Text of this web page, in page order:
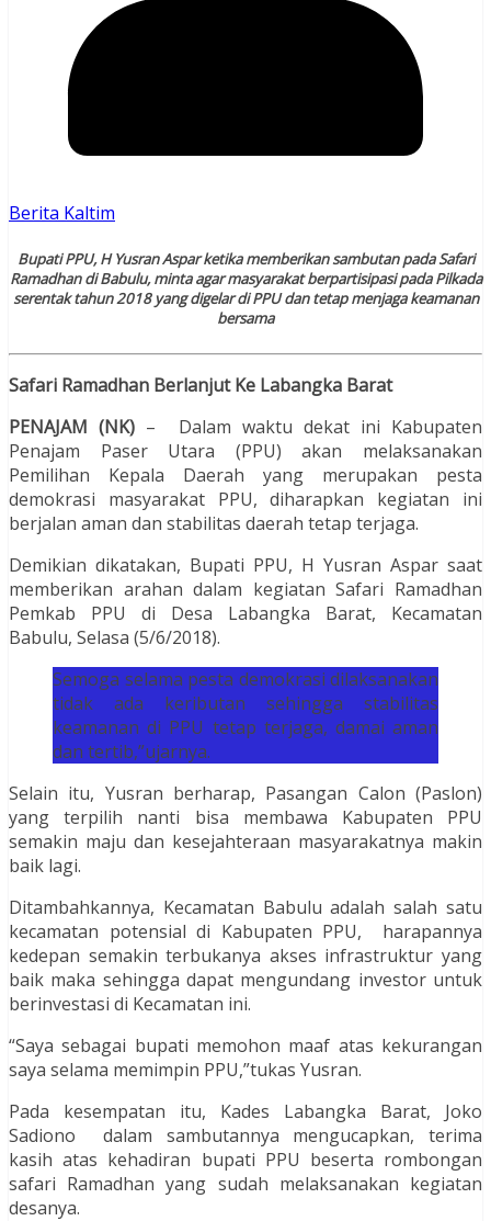
Berita Kaltim
Bupati PPU, H Yusran Aspar ketika memberikan sambutan pada Safari
Ramadhan di Babulu, minta agar masyarakat berpartisipasi pada Pilkada
serentak tahun 2018 yang digelar di PPU dan tetap menjaga keamanan
bersama
Safari Ramadhan Berlanjut Ke Labangka Barat
PENAJAM (NK) – Dalam waktu dekat ini Kabupaten
Penajam Paser Utara (PPU) akan melaksanakan
Pemilihan Kepala Daerah yang merupakan pesta
demokrasi masyarakat PPU, diharapkan kegiatan ini
berjalan aman dan stabilitas daerah tetap terjaga.
Demikian dikatakan, Bupati PPU, H Yusran Aspar saat
memberikan arahan dalam kegiatan Safari Ramadhan
Pemkab PPU di Desa Labangka Barat, Kecamatan
Babulu, Selasa (5/6/2018).
Semoga selama pesta demokrasi dilaksanakan
tidak ada keributan sehingga stabilitas
keamanan di PPU tetap terjaga, damai aman
dan tertib,”ujarnya.
Selain itu, Yusran berharap, Pasangan Calon (Paslon)
yang terpilih nanti bisa membawa Kabupaten PPU
semakin maju dan kesejahteraan masyarakatnya makin
baik lagi.
Ditambahkannya, Kecamatan Babulu adalah salah satu
kecamatan potensial di Kabupaten PPU, harapannya
kedepan semakin terbukanya akses infrastruktur yang
baik maka sehingga dapat mengundang investor untuk
berinvestasi di Kecamatan ini.
“Saya sebagai bupati memohon maaf atas kekurangan
saya selama memimpin PPU,”tukas Yusran.
Pada kesempatan itu, Kades Labangka Barat, Joko
Sadiono dalam sambutannya mengucapkan, terima
kasih atas kehadiran bupati PPU beserta rombongan
safari Ramadhan yang sudah melaksanakan kegiatan
desanya.